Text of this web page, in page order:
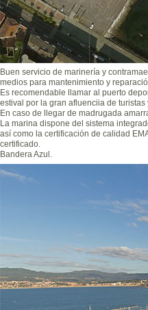
Buen servicio de marinería y
medios para mantenimiento y
Es recomendable llamar al puerto
estival por la gran afluenciia de turistas
En caso de llegar de madrugada
La marina dispone del sistema
así como la certificación de calidad
certificado.
Bandera Azul.